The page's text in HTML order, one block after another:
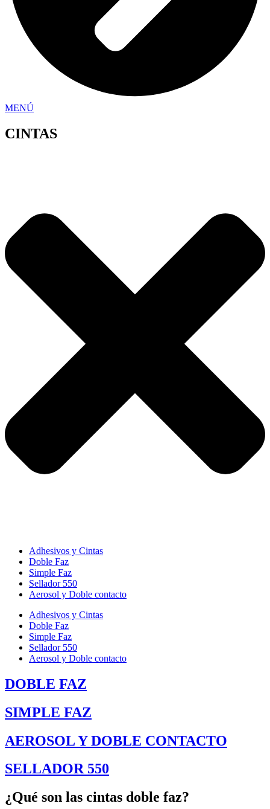
MENÚ
CINTAS
Adhesivos y Cintas
Doble Faz
Simple Faz
Sellador 550
Aerosol y Doble contacto
Adhesivos y Cintas
Doble Faz
Simple Faz
Sellador 550
Aerosol y Doble contacto
DOBLE FAZ
SIMPLE FAZ
AEROSOL Y DOBLE CONTACTO
SELLADOR 550
¿Qué son las cintas doble faz?